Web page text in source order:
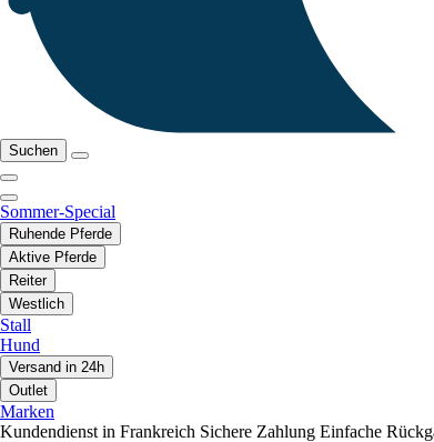
Suchen
Sommer-Special
Ruhende Pferde
Aktive Pferde
Reiter
Westlich
Stall
Hund
Versand in 24h
Outlet
Marken
Kundendienst in Frankreich Sichere Zahlung Einfache